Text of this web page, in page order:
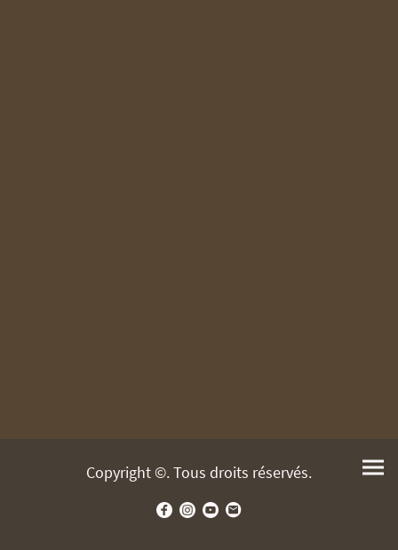
Copyright ©. Tous droits réservés.